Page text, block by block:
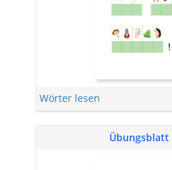
Wörter lesen
Übungsblatt